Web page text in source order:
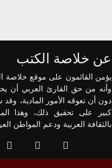
عن خلاصة الكتب
يؤمن القائمون على موقع خلاصة
وأنه من حق القارئ العربي أن
دون أن تعوقه الأمور المادية،
كبير على تحقيق ذلك، وهذا
بالثقافة العربية ودعم المواطن